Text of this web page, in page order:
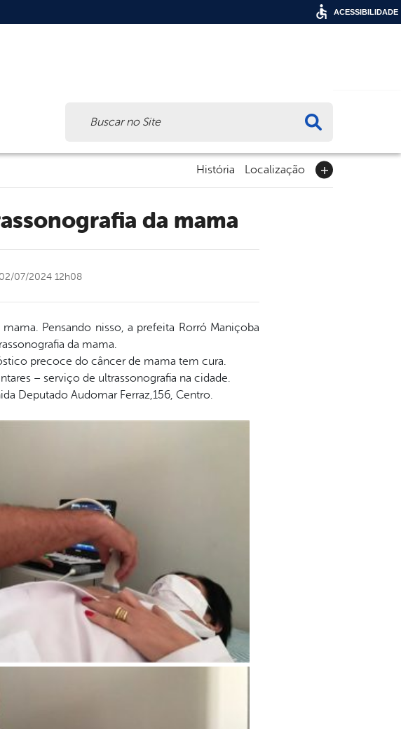
História Localização
da mama
07/2024 12h08
Pensando nisso, a prefeita Rorró Maniçoba
da mama.
precoce do câncer de mama tem cura.
– serviço de ultrassonografia na cidade.
Deputado Audomar Ferraz,156, Centro.
ACESSIBILIDADE